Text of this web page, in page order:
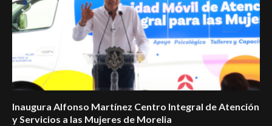
Inaugura Alfonso Martínez Centro Integral de Atención
y Servicios a las Mujeres de Morelia